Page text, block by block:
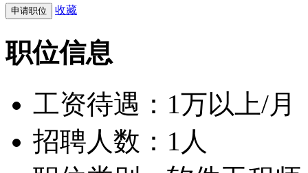
收藏
职位信息
工资待遇： 1万以上/月
招聘人数：1人